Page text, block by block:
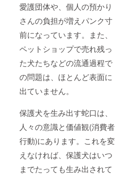
愛護団体や、個人の預かり
さんの負担が増えパンク寸
前になっています。また、
ペットショップで売れ残っ
た犬たちなどの流通過程で
の問題は、ほとんど表面に
出ていません。
保護犬を生み出す蛇口は、
人々の意識と価値観(消費者
行動)にあります。これを変
えなければ、保護犬はいつ
までたっても生み出されて